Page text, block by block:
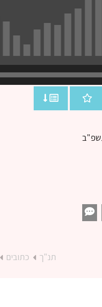
תנ"ך כתובים